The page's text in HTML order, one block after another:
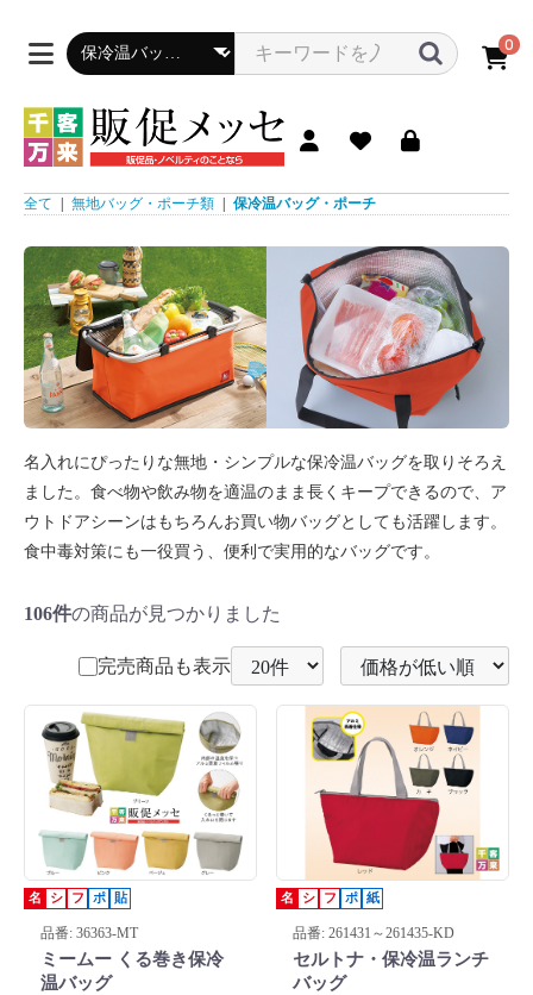
0
全て 無地バッグ・ポーチ類 保冷温バッグ・ポーチ
名入れにぴったりな無地・シンプルな保冷温バッグを取りそろえ
ました。食べ物や飲み物を適温のまま長くキープできるので、ア
ウトドアシーンはもちろんお買い物バッグとしても活躍します。
食中毒対策にも一役買う、便利で実用的なバッグです。
106件の商品が見つかりました
完売商品も表示
名 シ フ ポ 貼
品番: 36363-MT
ミームー くる巻き保冷
温バッグ
名 シ フ ポ 紙
品番: 261431～261435-KD
セルトナ・保冷温ランチ
バッグ